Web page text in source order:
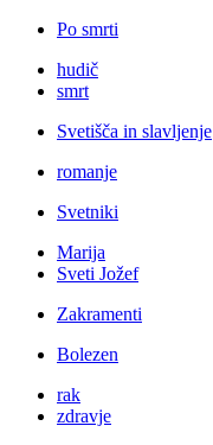
Po smrti
hudič
smrt
Svetišča in slavljenje
romanje
Svetniki
Marija
Sveti Jožef
Zakramenti
Bolezen
rak
zdravje